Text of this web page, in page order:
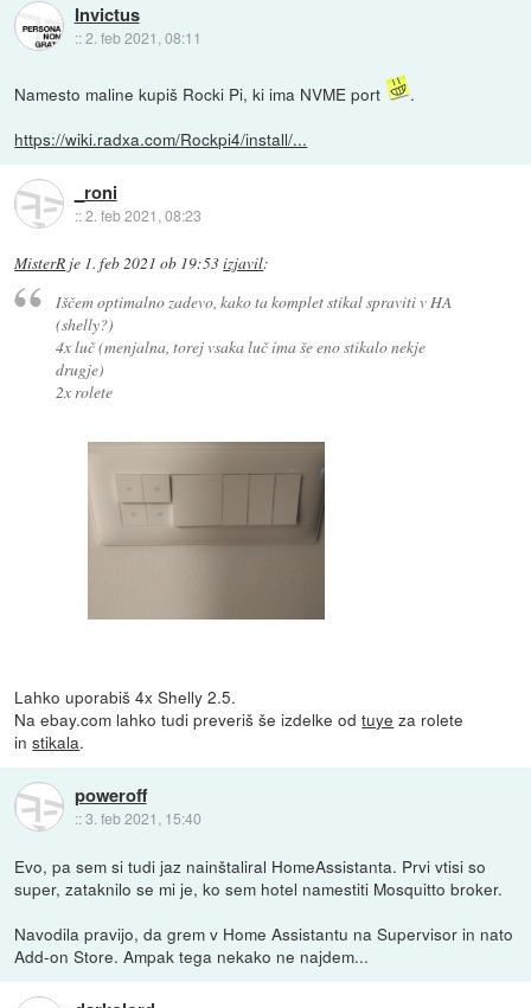
Invictus
::2. feb 2021, 08:11
Namesto maline kupiš Rocki Pi, ki ima NVME port
.
https://wiki.radxa.com/Rockpi4/install/...
_roni
::2. feb 2021, 08:23
MisterR je 1. feb 2021 ob 19:53izjavil:
Iščem optimalno zadevo, kako ta komplet stikal spraviti v HA
(shelly?)
4x luč (menjalna, torej vsaka luč ima še eno stikalo nekje
drugje)
2x rolete
Lahko uporabiš 4x Shelly 2.5.
Na ebay.com lahko tudi preveriš še izdelke odtuye za rolete
instikala.
poweroff
::3. feb 2021, 15:40
Evo, pa sem si tudi jaz nainštaliral HomeAssistanta. Prvi vtisi so
super, zataknilo se mi je, ko sem hotel namestiti Mosquitto broker.
Navodila pravijo, da grem v Home Assistantu na Supervisor in nato
Add-on Store. Ampak tega nekako ne najdem...